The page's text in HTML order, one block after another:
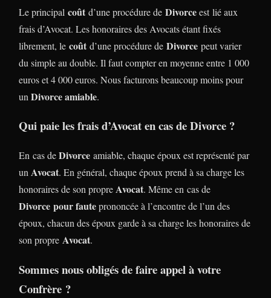
Le principal coût d’une procédure de Divorceest lié aux
frais d’Avocat. Les honoraires des Avocats étant fixés
librement, le coût d’une procédure de Divorce peut varier
du simple au double. Il faut compter en moyenne entre 1 000
euros et 4 000 euros. Nous facturons beaucoup moins pour
un Divorce amiable.
Qui paie les frais d’Avocat en cas de Divorce ?
En cas deDivorce amiable, chaque époux est représenté par
un Avocat. En général, chaque époux prend à sa charge les
honoraires de son propreAvocat. Même en cas de
Divorce pour fauteprononcée à l’encontre de l’un des
époux, chacun des époux garde à sa charge les honoraires de
son propre Avocat.
Sommes nous obligés de faire appel à votre
Confrère ?